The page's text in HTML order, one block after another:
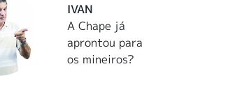
IVAN
A Chape já
aprontou para
os mineiros?